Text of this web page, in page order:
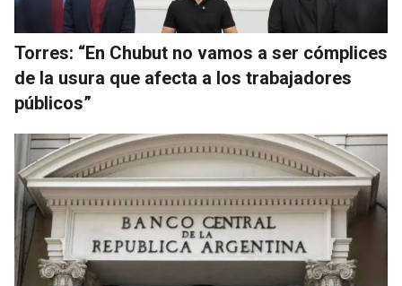
Torres: “En Chubut no vamos a ser cómplices
de la usura que afecta a los trabajadores
públicos”